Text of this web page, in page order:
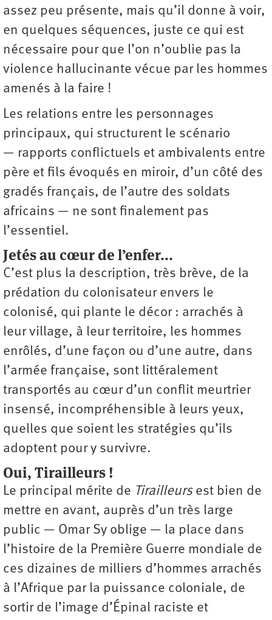
assez peu présente, mais qu’il donne à voir,
en quelques séquences, juste ce qui est
nécessaire pour que l’on n’oublie pas la
violence hallucinante vécue par les hommes
amenés à la faire !
Les relations entre les personnages
principaux, qui structurent le scénario
— rapports conflictuels et ambivalents entre
père et fils évoqués en miroir, d’un côté des
gradés français, de l’autre des soldats
africains — ne sont finalement pas
l’essentiel.
Jetés au cœur de l’enfer...
C’est plus la description, très brève, de la
prédation du colonisateur envers le
colonisé, qui plante le décor : arrachés à
leur village, à leur territoire, les hommes
enrôlés, d’une façon ou d’une autre, dans
l’armée française, sont littéralement
transportés au cœur d’un conflit meurtrier
insensé, incompréhensible à leurs yeux,
quelles que soient les stratégies qu’ils
adoptent pour y survivre.
Oui, Tirailleurs !
Le principal mérite de Tirailleursest bien de
mettre en avant, auprès d’un très large
public — Omar Sy oblige — la place dans
l’histoire de la Première Guerre mondiale de
ces dizaines de milliers d’hommes arrachés
à l’Afrique par la puissance coloniale, de
sortir de l’image d’Épinal raciste et